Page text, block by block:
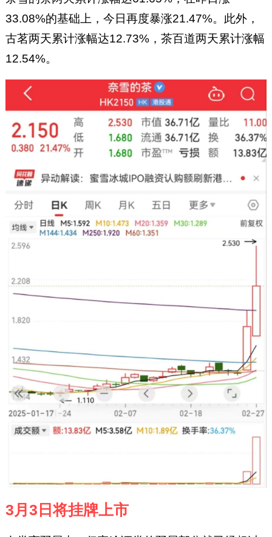
33.08%的基础上，今日再度暴涨21.47%。此外，
古茗两天累计涨幅达12.73%，茶百道两天累计涨幅
12.54%。
3月3日将挂牌上市